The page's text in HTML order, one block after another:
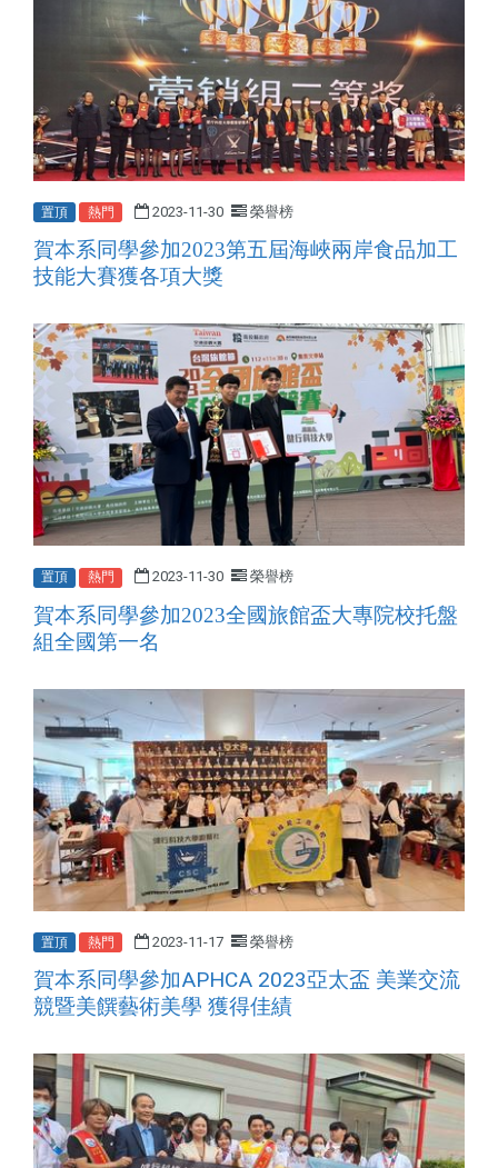
置頂 熱門 2023-11-30 榮譽榜
賀本系同學參加2023第五屆海峽兩岸食品加工
技能大賽獲各項大獎
置頂 熱門 2023-11-30 榮譽榜
賀本系同學參加2023全國旅館盃大專院校托盤
組全國第一名
置頂 熱門 2023-11-17 榮譽榜
賀本系同學參加APHCA 2023亞太盃 美業交流
競暨美饌藝術美學 獲得佳績